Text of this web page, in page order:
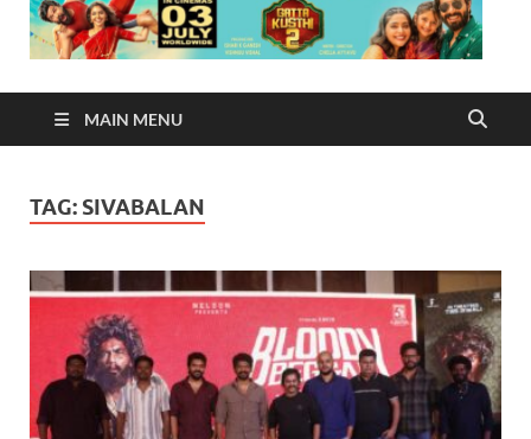
MAIN MENU
TAG: SIVABALAN